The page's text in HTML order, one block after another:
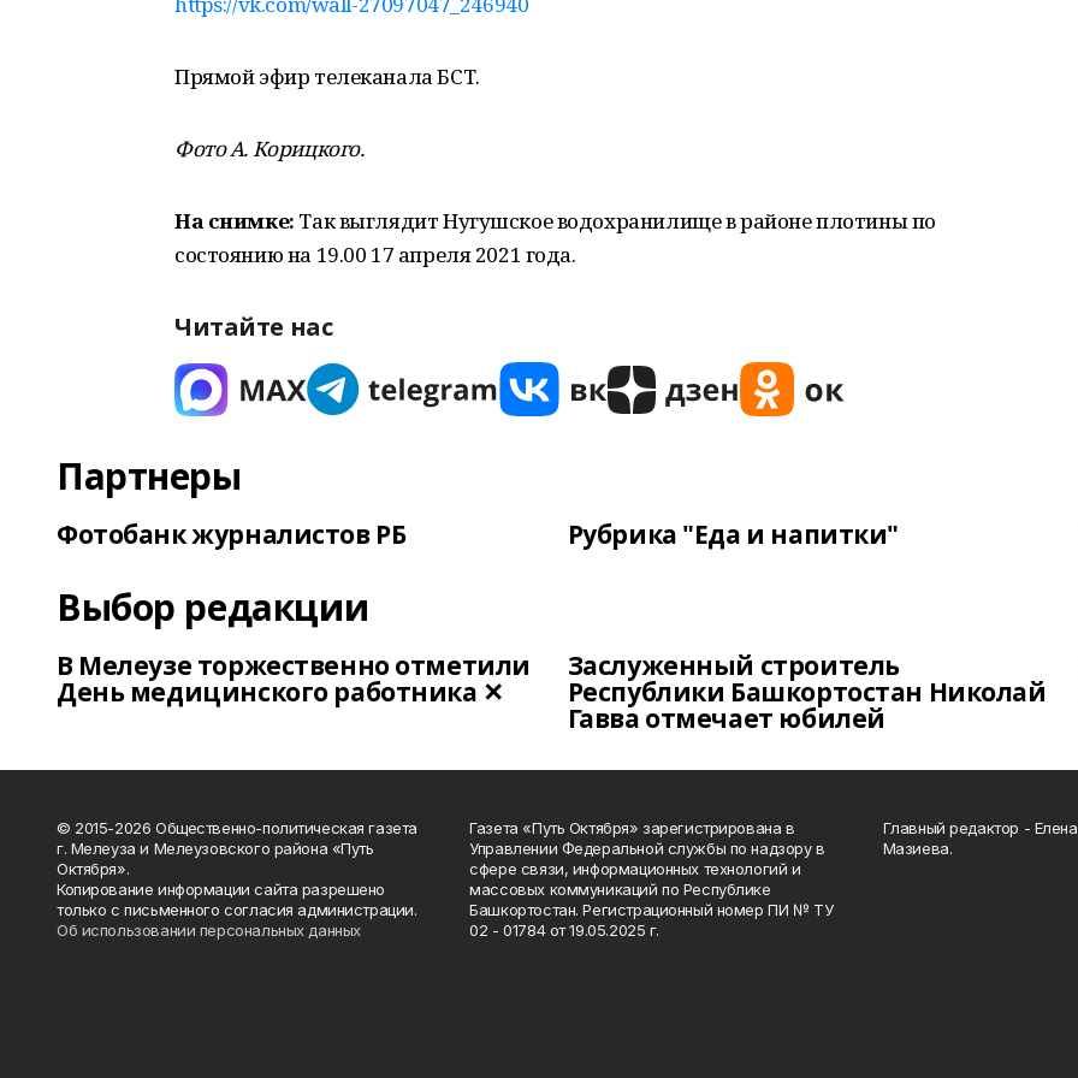
Прямой эфир телеканала БСТ.
Фото А. Корицкого.
На снимке: Так выглядит Нугушское водохранилище в районе плотины по
состоянию на 19.00 17 апреля 2021 года.
Читайте нас
Партнеры
Фотобанк журналистов РБ Рубрика "Еда и напитки"
Выбор редакции
В Мелеузе торжественно отметили
День медицинского работника ✕
Заслуженный строитель
Республики Башкортостан Николай
Гавва отмечает юбилей
© 2015-2026 Общественно-политическая газета
г. Мелеуза и Мелеузовского района «Путь
Октября».
Копирование информации сайта разрешено
только с письменного согласия администрации.
Об использовании персональных данных
Газета «Путь Октября» зарегистрирована в
Управлении Федеральной службы по надзору в
сфере связи, информационных технологий и
массовых коммуникаций по Республике
Башкортостан. Регистрационный номер ПИ № ТУ
02 - 01784 от 19.05.2025 г.
Главный редактор -
Мазиева.